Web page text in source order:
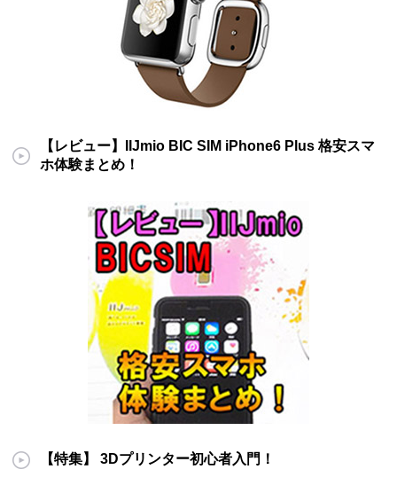
【レビュー】IIJmio BIC SIM iPhone6 Plus 格安スマ
ホ体験まとめ！
【特集】 3Dプリンター初心者入門！